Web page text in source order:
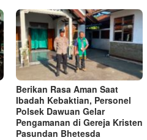
Berikan Rasa Aman Saat
Ibadah Kebaktian, Personel
Polsek Dawuan Gelar
Pengamanan di Gereja Kristen
Pasundan Bhetesda